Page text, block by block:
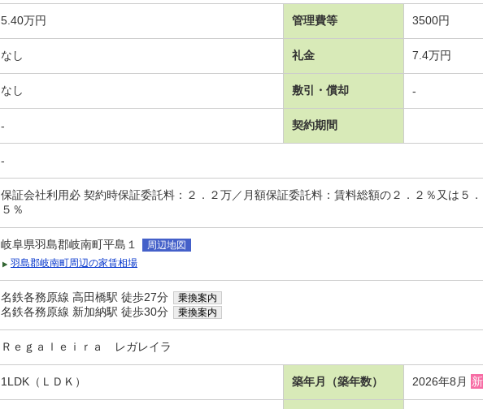
5.40万円 管理費等 3500円
なし 礼金 7.4万円
なし 敷引・償却 -
- 契約期間
-
保証会社利用必 契約時保証委託料：２．２万／月額保証委託料：賃料総額の２．２％又は
５％
岐阜県羽島郡岐南町平島１
周辺地図
羽島郡岐南町周辺の家賃相場
名鉄各務原線 高田橋駅 徒歩27分 乗換案内
名鉄各務原線 新加納駅 徒歩30分 乗換案内
Ｒｅｇａｌｅｉｒａ レガレイラ
1LDK（ＬＤＫ） 築年月（築年数） 2026年8月